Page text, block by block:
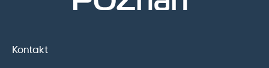
Kontakt